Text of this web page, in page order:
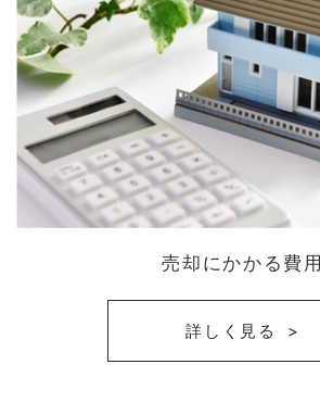
売却にかかる費用
詳しく見る